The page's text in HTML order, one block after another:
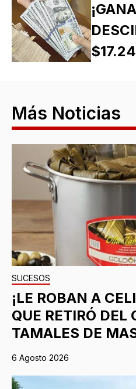
Más Noticias
SUCESOS
¡LE ROBAN A
QUE RETIRÓ DEL
TAMALES DE
6 Agosto 2026